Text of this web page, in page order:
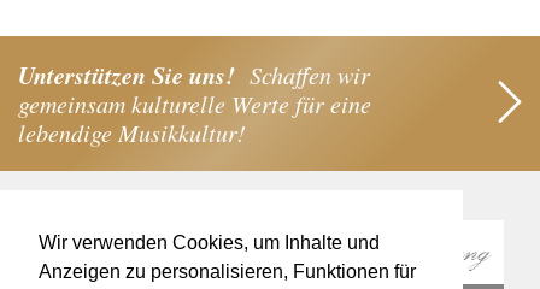
Wir verwenden Cookies, um Inhalte und
Anzeigen zu personalisieren, Funktionen für
Unterstützen Sie uns! Schaffen wir
gemeinsam kulturelle Werte für eine
lebendige Musikkultur!